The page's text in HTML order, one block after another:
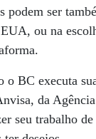
podem ser
ou na
o BC executa
da
seu trabalho